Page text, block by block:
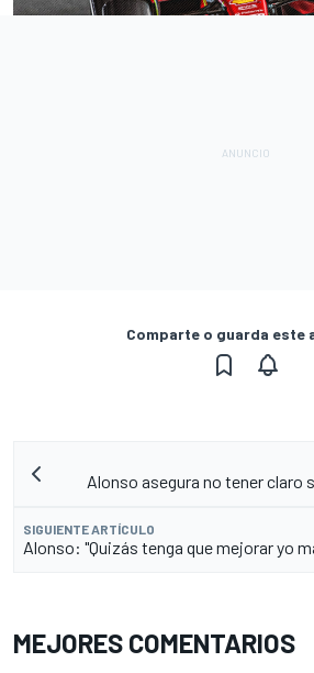
Comparte o guarda este
Alonso asegura no tener claro
SIGUIENTE ARTÍCULO
Alonso: "Quizás tenga que mejorar yo
MEJORES COMENTARIOS